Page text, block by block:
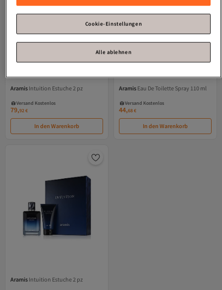
Aramis Intuition Estuche 2 pz
Versand Kostenlos
Versand Kostenlos
79,92€
In den Warenkorb
Aramis Eau De Toilette Spray 110 ml
Versand Kostenlos
Versand Kostenlos
44,68€
In den Warenkorb
Aramis Intuition Estuche 2 pz
Tiefstpreis (7 Tage)
Versand Kostenlos
Cookie-Einstellungen
Alle ablehnen